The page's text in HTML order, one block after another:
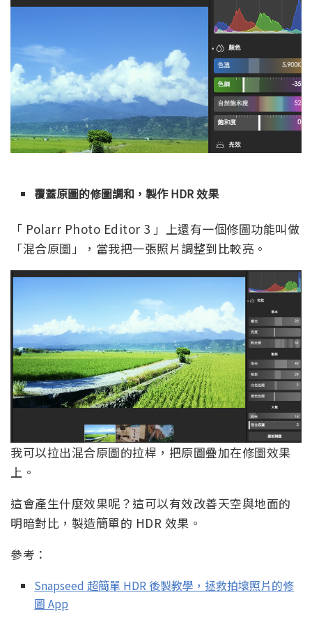
覆蓋原圖的修圖調和，製作 HDR 效果
「 Polarr Photo Editor 3 」上還有一個修圖功能叫做
「混合原圖」，當我把一張照片調整到比較亮。
我可以拉出混合原圖的拉桿，把原圖疊加在修圖效果
上。
這會產生什麼效果呢？這可以有效改善天空與地面的
明暗對比，製造簡單的 HDR 效果。
參考：
Snapseed 超簡單 HDR 後製教學，拯救拍壞照片的修
圖 App